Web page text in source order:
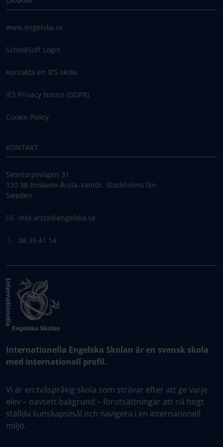
www.engelska.se
SchoolSoft Login
Kontakta en IES-skola
IES Privacy Notice (GDPR)
Cookie Policy
KONTAKT
Sköntorpsvägen 31
120 38 Enskede-Årsta-Vantör, Stockholms län
Sweden
info.arsta@engelska.se
08 35 41 14
Internationella Engelska Skolan är en svensk skola
med internationell profil.
Vi är en tvåspråkig skola som strävar efter att ge varje
elev – oavsett bakgrund – förutsättningar att nå högt
ställda kunskapsmål och navigera i en internationell
miljö.